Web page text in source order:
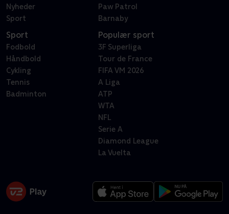
Nyheder
Sport
Paw Patrol
Barnaby
Sport
Fodbold
Håndbold
Cykling
Tennis
Badminton
Populær sport
3F Superliga
Tour de France
FIFA VM 2026
A Liga
ATP
WTA
NFL
Serie A
Diamond League
La Vuelta